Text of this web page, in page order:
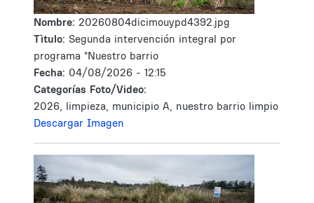
Nombre: 20260804dicimouypd4392.jpg
Tìtulo: Segunda intervención integral por
programa "Nuestro barrio
Fecha: 04/08/2026 - 12:15
Categorías Foto/Video:
2026, limpieza, municipio A, nuestro barrio limpio
Descargar Imagen